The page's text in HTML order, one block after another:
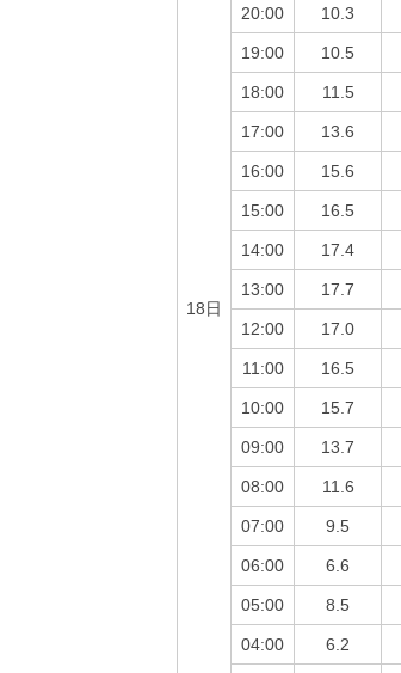
18日
20:00 10.3
19:00 10.5
18:00 11.5
17:00 13.6
16:00 15.6
15:00 16.5
14:00 17.4
13:00 17.7
12:00 17.0
11:00 16.5
10:00 15.7
09:00 13.7
08:00 11.6
07:00 9.5
06:00 6.6
05:00 8.5
04:00 6.2